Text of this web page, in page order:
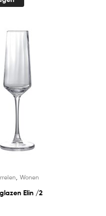
Wonen
Elin /2